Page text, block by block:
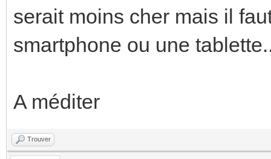
serait moins cher mais il
smartphone ou une
A méditer
Trouver